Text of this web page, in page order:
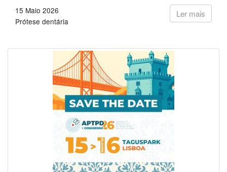
Ler mais
15 Maio 2026
Prótese dentária